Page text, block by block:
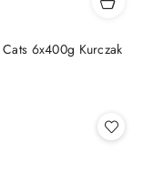
6x400g Kurczak